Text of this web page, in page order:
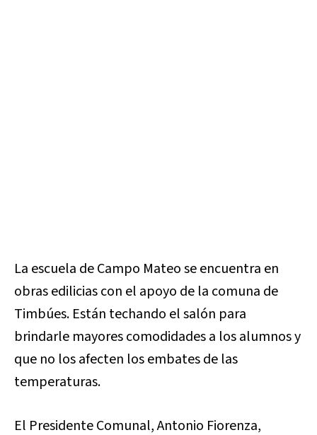
La escuela de Campo Mateo se encuentra en
obras edilicias con el apoyo de la comuna de
Timbúes. Están techando el salón para
brindarle mayores comodidades a los alumnos y
que no los afecten los embates de las
temperaturas.
El Presidente Comunal, Antonio Fiorenza,